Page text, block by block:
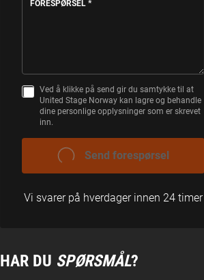
FORESPØRSEL *
Ved å klikke på send gir du samtykke til at
United Stage Norway kan lagre og behandle
dine personlige opplysninger som er skrevet
inn.
SEND FORESPØRSEL
Vi svarer på hverdager innen 24 timer
HAR DU SPØRSMÅL?